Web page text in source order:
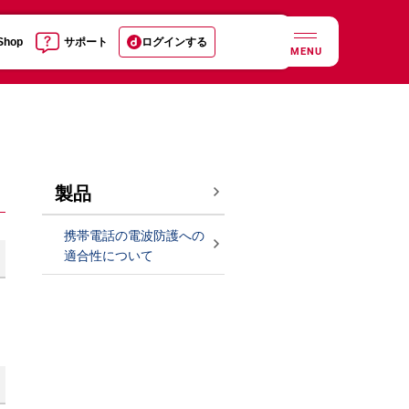
サポート ログインする
MENU
製品
携帯電話の電波防護への
適合性について